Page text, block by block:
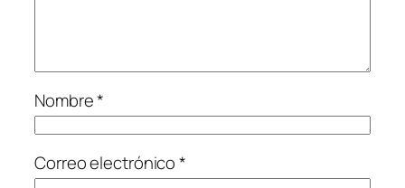
Nombre*
Correo electrónico*